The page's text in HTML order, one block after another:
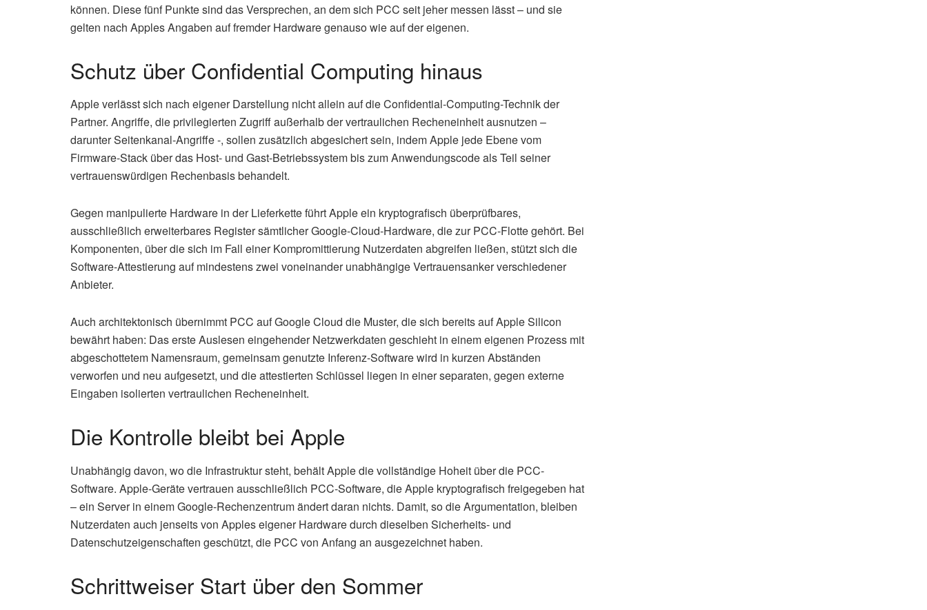
können. Diese fünf Punkte sind das Versprechen, an dem sich PCC seit jeher messen lässt – und sie
gelten nach Apples Angaben auf fremder Hardware genauso wie auf der eigenen.
Schutz über Confidential Computing hinaus
Apple verlässt sich nach eigener Darstellung nicht allein auf die Confidential-Computing-Technik der
Partner. Angriffe, die privilegierten Zugriff außerhalb der vertraulichen Recheneinheit ausnutzen –
darunter Seitenkanal-Angriffe -, sollen zusätzlich abgesichert sein, indem Apple jede Ebene vom
Firmware-Stack über das Host- und Gast-Betriebssystem bis zum Anwendungscode als Teil seiner
vertrauenswürdigen Rechenbasis behandelt.
Gegen manipulierte Hardware in der Lieferkette führt Apple ein kryptografisch überprüfbares,
ausschließlich erweiterbares Register sämtlicher Google-Cloud-Hardware, die zur PCC-Flotte gehört. Bei
Komponenten, über die sich im Fall einer Kompromittierung Nutzerdaten abgreifen ließen, stützt sich die
Software-Attestierung auf mindestens zwei voneinander unabhängige Vertrauensanker verschiedener
Anbieter.
Auch architektonisch übernimmt PCC auf Google Cloud die Muster, die sich bereits auf Apple Silicon
bewährt haben: Das erste Auslesen eingehender Netzwerkdaten geschieht in einem eigenen Prozess mit
abgeschottetem Namensraum, gemeinsam genutzte Inferenz-Software wird in kurzen Abständen
verworfen und neu aufgesetzt, und die attestierten Schlüssel liegen in einer separaten, gegen externe
Eingaben isolierten vertraulichen Recheneinheit.
Die Kontrolle bleibt bei Apple
Unabhängig davon, wo die Infrastruktur steht, behält Apple die vollständige Hoheit über die PCC-
Software. Apple-Geräte vertrauen ausschließlich PCC-Software, die Apple kryptografisch freigegeben hat
– ein Server in einem Google-Rechenzentrum ändert daran nichts. Damit, so die Argumentation, bleiben
Nutzerdaten auch jenseits von Apples eigener Hardware durch dieselben Sicherheits- und
Datenschutzeigenschaften geschützt, die PCC von Anfang an ausgezeichnet haben.
Schrittweiser Start über den Sommer